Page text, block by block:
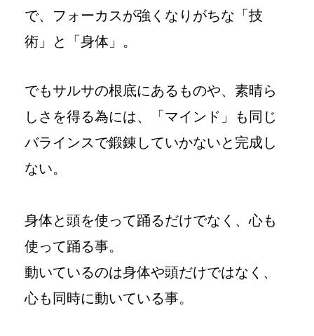
で、フォーカスが強くなりがちな「技
術」と「身体」。
でもサルサの根底にあるものや、素晴ら
しさを得る為には、「マインド」も同じ
バラインスで鍛錬していかないと完成し
ない。
身体と頭を使って踊るだけでなく、心も
使って踊る事。
動いているのは身体や頭だけではなく、
心も同時に動いている事。